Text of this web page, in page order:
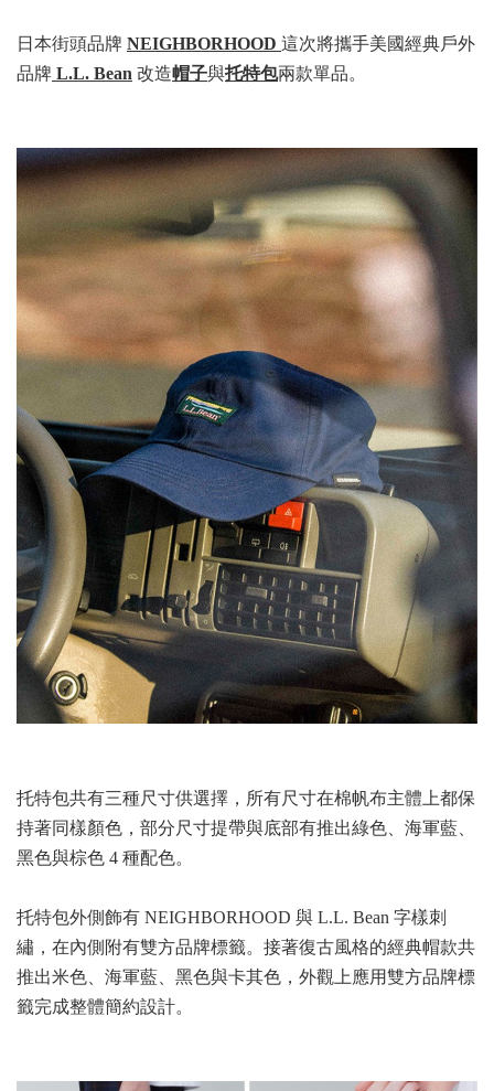
日本街頭品牌 NEIGHBORHOOD 這次將攜手美國經典戶外
品牌 L.L. Bean 改造帽子與托特包兩款單品。
托特包共有三種尺寸供選擇，所有尺寸在棉帆布主體上都保
持著同樣顏色，部分尺寸提帶與底部有推出綠色、海軍藍、
黑色與棕色 4 種配色。
托特包外側飾有 NEIGHBORHOOD 與 L.L. Bean 字樣刺
繡，在內側附有雙方品牌標籤。接著復古風格的經典帽款共
推出米色、海軍藍、黑色與卡其色，外觀上應用雙方品牌標
籤完成整體簡約設計。